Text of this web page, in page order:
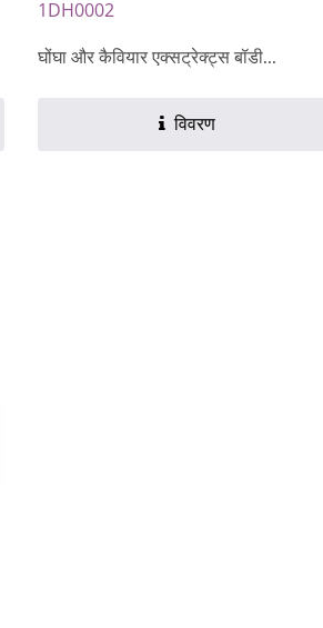
1DH0002
घोंघा और कैवियार एक्सट्रेक्ट्स बॉडी...
विवरण